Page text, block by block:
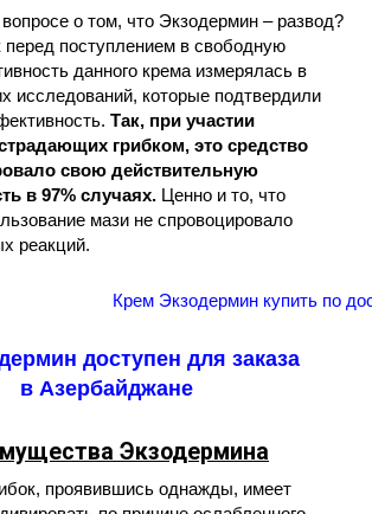
о том, что Экзодермин – развод?
перед поступлением в свободную
данного крема измерялась в
исследований, которые подтвердили
Так, при участии
грибком, это средство
свою действительную
в 97% случаях. Ценно и то, что
мази не спровоцировало
реакций.
доступен для заказа
в Азербайджане
Экзодермина
проявившись однажды, имеет